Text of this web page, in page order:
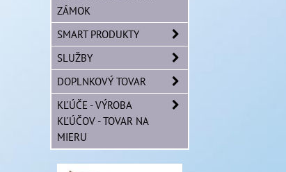
ZÁMOK
SMART PRODUKTY
SLUŽBY
DOPLNKOVÝ TOVAR
KĽÚČE - VÝROBA
KĽÚČOV - TOVAR NA
MIERU